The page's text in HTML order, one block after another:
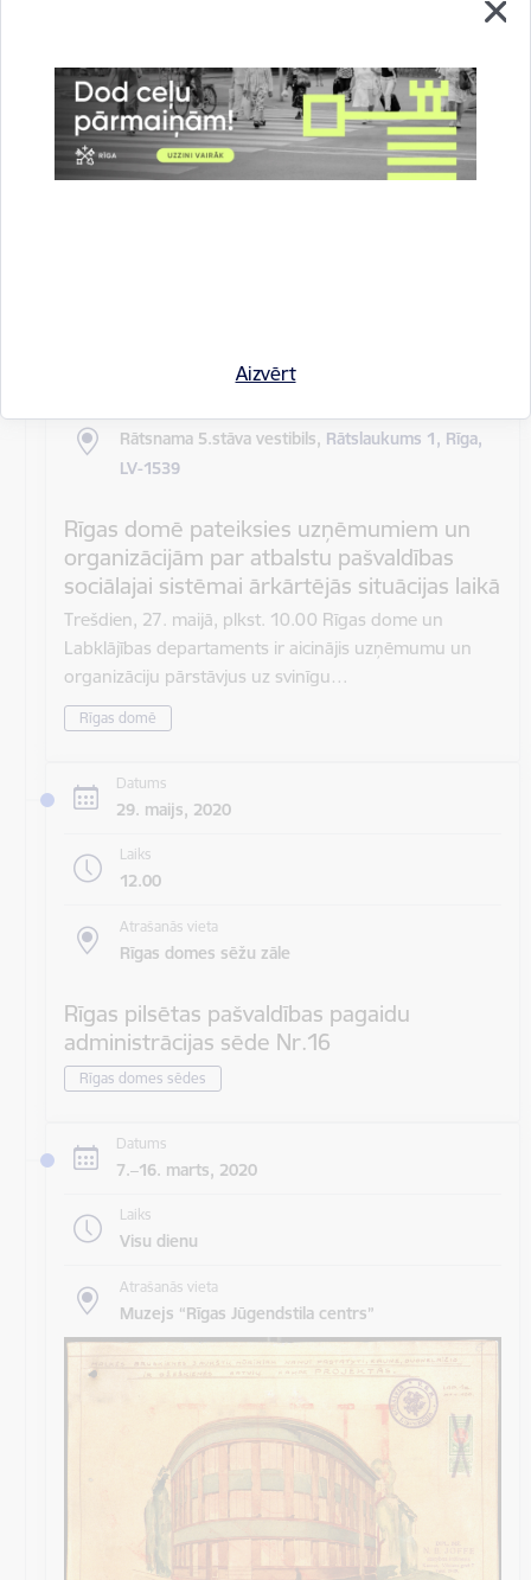
Aizvērt
14.sēde (ārkārtas)
Sēdes darba kārtība: Grozījumi Rīgas domes 2016.
gada 19. aprīļa saistošajos noteikumos Nr. 198 "Par
kārtību, kādā tiek…
Rātsnama 5.stāva vestibils, Rātslaukums 1, Rīga,
LV-1539
Rīgas domē pateiksies uzņēmumiem un
organizācijām par atbalstu pašvaldības
sociālajai sistēmai ārkārtējās situācijas laikā
Trešdien, 27. maijā, plkst. 10.00 Rīgas dome un
Labklājības departaments ir aicinājis uzņēmumu un
organizāciju pārstāvjus uz svinīgu…
Rīgas domē
Datums
29. maijs, 2020
Laiks
12.00
Atrašanās vieta
Rīgas domes sēžu zāle
Rīgas pilsētas pašvaldības pagaidu
administrācijas sēde Nr.16
Rīgas domes sēdes
Datums
7.–16. marts, 2020
Laiks
Visu dienu
Atrašanās vieta
Muzejs “Rīgas Jūgendstila centrs”